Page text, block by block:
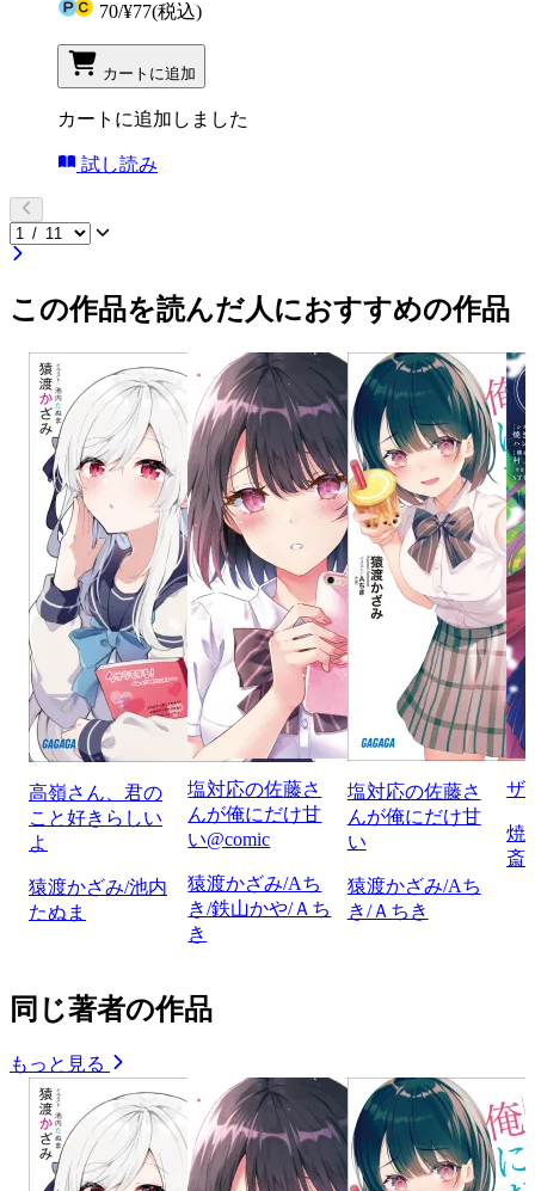
70/¥77(税込)
カートに追加
カートに追加しました
試し読み
この作品を読んだ人におすすめの作品
高嶺さん、君の
こと好きらしい
よ
猿渡かざみ/池内
たぬま
塩対応の佐藤さ
んが俺にだけ甘
い@comic
猿渡かざみ/Aち
き/鉄山かや/Ａち
き
塩対応の佐藤さ
んが俺にだけ甘
い
猿渡かざみ/Aち
き/Ａちき
ザ
焼
斎
同じ著者の作品
もっと見る